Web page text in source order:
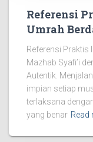
Referensi
Umrah
Referensi Praktis
Mazhab Syafi’i
Autentik.
impian setiap
terlaksana
yang benar Read